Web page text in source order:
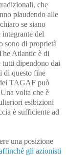
che
plaudendo alle
se siano
integrante del
sono di proprietà
Atlantic è di
tutti dipendono dai
di questo fine
TAGAF può
volta che è
esibizioni
è sufficiente ad
una posizione
gli azionisti